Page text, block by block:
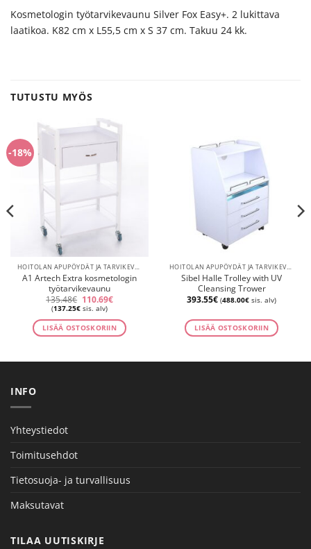
Kosmetologin työtarvikevaunu Silver Fox Easy+. 2 lukittava
laatikoa. K82 cm x L55,5 cm x S 37 cm. Takuu 24 kk.
TUTUSTU MYÖS
-18%
HOITOLAN APUPÖYDÄT JA TARVIKEVAUNUT
A1 Artech Extra kosmetologin
työtarvikevaunu
135.48€ Alkuperäinen
hinta
135.48€.
110.69€Nykyinen
110.69€.
(137.25€ sis. alv)
LISÄÄ OSTOSKORIIN
HOITOLAN APUPÖYDÄT JA TARVIKEVAUNUT
Sibel Halle Trolley with UV
Cleansing Trower
393.55€ (488.00€ sis. alv)
LISÄÄ OSTOSKORIIN
INFO
Yhteystiedot
Toimitusehdot
Tietosuoja- ja turvallisuus
Maksutavat
TILAA UUTISKIRJE